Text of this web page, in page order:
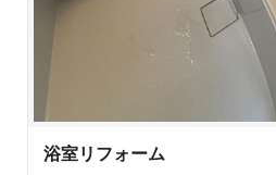
浴室リフォーム